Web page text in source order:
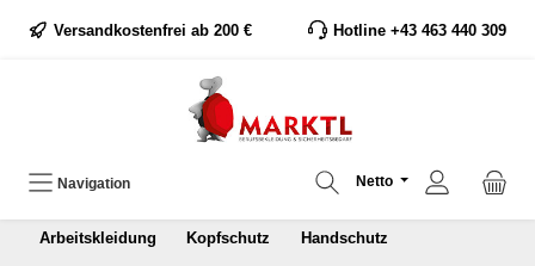
Versandkostenfrei ab 200 € Hotline +43 463 440 309
Navigation Netto
Arbeitskleidung Kopfschutz Handschutz